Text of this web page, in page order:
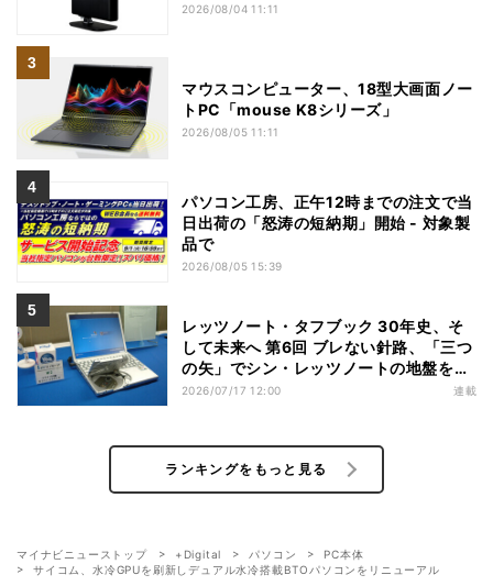
2026/08/04 11:11
マウスコンピューター、18型大画面ノー
トPC「mouse K8シリーズ」
2026/08/05 11:11
パソコン工房、正午12時までの注文で当
日出荷の「怒涛の短納期」開始 - 対象製
品で
2026/08/05 15:39
レッツノート・タフブック 30年史、そ
して未来へ 第6回 ブレない針路、「三つ
の矢」でシン・レッツノートの地盤を築
く
2026/07/17 12:00 連載
ランキングをもっと見る
マイナビニューストップ +Digital パソコン
PC本体
サイコム、水冷GPUを刷新しデュアル水冷搭載BTOパソコンをリニューアル